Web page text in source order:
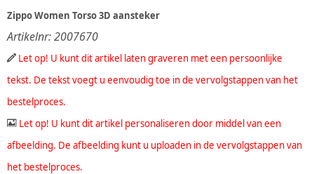
Zippo Women Torso 3D aansteker
Artikelnr:2007670
Let op! U kunt dit artikel laten graveren met een persoonlijke
tekst. De tekst voegt u eenvoudig toe in de vervolgstappen van het
bestelproces.
Let op! U kunt dit artikel personaliseren door middel van een
afbeelding. De afbeelding kunt u uploaden in de vervolgstappen van
het bestelproces.